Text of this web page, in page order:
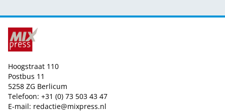
Hoogstraat 110
Postbus 11
5258 ZG Berlicum
Telefoon: +31 (0) 73 503 43 47
E-mail: redactie@mixpress.nl